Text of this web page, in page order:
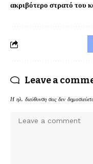
ακριβότερο στρατό του
Leave a
Η ηλ. διεύθυνση σας δεν